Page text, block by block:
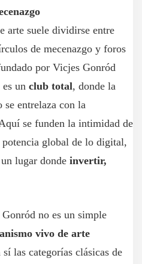
arte suele dividirse entre
de mecenazgo y foros
por Vicjes Gonród
un club total, donde la
entrelaza con la
se funden la intimidad de
global de lo digital,
lugar donde invertir,
no es un simple
vivo de arte
sí las categorías clásicas de